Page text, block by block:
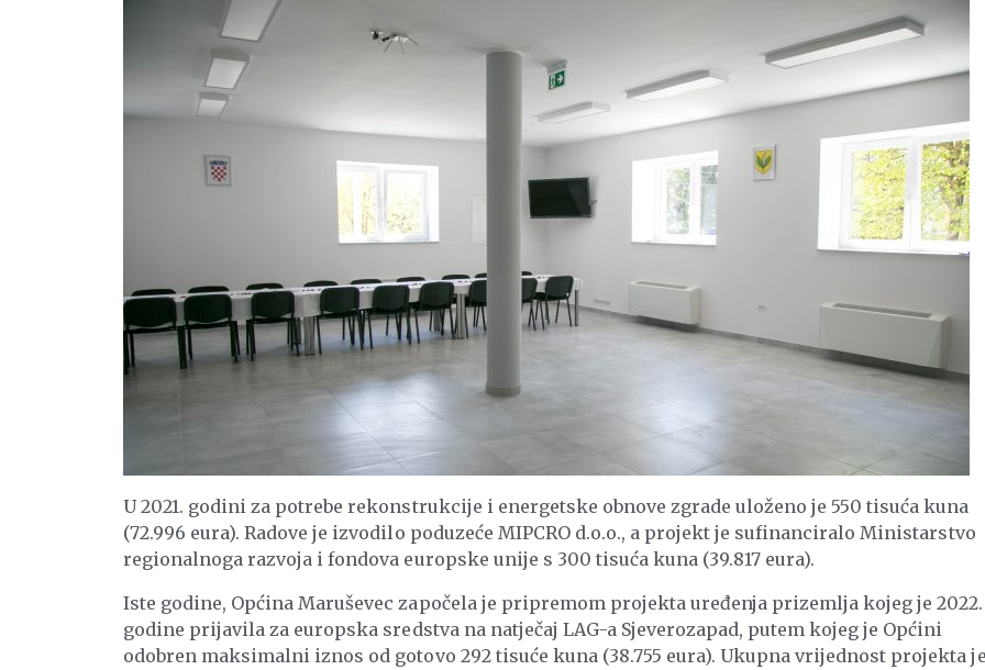
U 2021. godini za potrebe rekonstrukcije i energetske obnove zgrade uloženo je 550 tisuća kuna
(72.996 eura). Radove je izvodilo poduzeće MIPCRO d.o.o., a projekt je sufinanciralo Ministarstvo
regionalnoga razvoja i fondova europske unije s 300 tisuća kuna (39.817 eura).
Iste godine, Općina Maruševec započela je pripremom projekta uređenja prizemlja kojeg je 2022.
godine prijavila za europska sredstva na natječaj LAG-a Sjeverozapad, putem kojeg je Općini
odobren maksimalni iznos od gotovo 292 tisuće kuna (38.755 eura). Ukupna vrijednost projekta je